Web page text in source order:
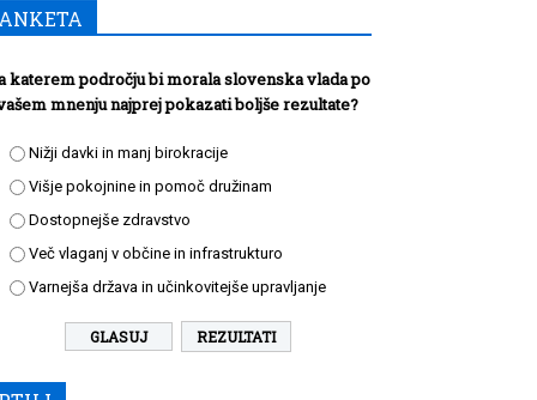
katerem področju bi morala slovenska vlada po
mnenju najprej pokazati boljše rezultate?
Nižji davki in manj birokracije
Višje pokojnine in pomoč družinam
Dostopnejše zdravstvo
Več vlaganj v občine in infrastrukturo
Varnejša država in učinkovitejše upravljanje
REZULTATI